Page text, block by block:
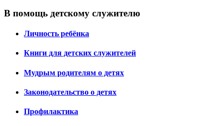
В помощь детскому служителю
Личность ребёнка
Книги для детских служителей
Мудрым родителям о детях
Законодательство о детях
Профилактика